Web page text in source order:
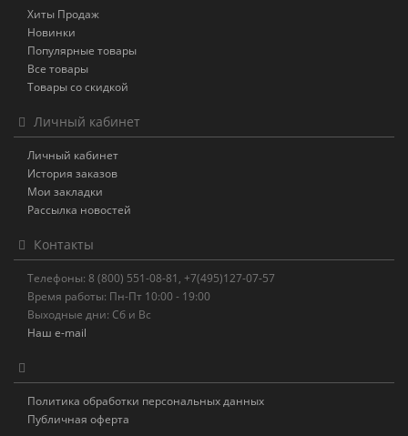
Хиты Продаж
Новинки
Популярные товары
Все товары
Товары со скидкой
Личный кабинет
Личный кабинет
История заказов
Мои закладки
Рассылка новостей
Контакты
Телефоны: 8 (800) 551-08-81, +7(495)127-07-57
Время работы: Пн-Пт 10:00 - 19:00
Выходные дни: Сб и Вс
Наш e-mail
Политика обработки персональных данных
Публичная оферта